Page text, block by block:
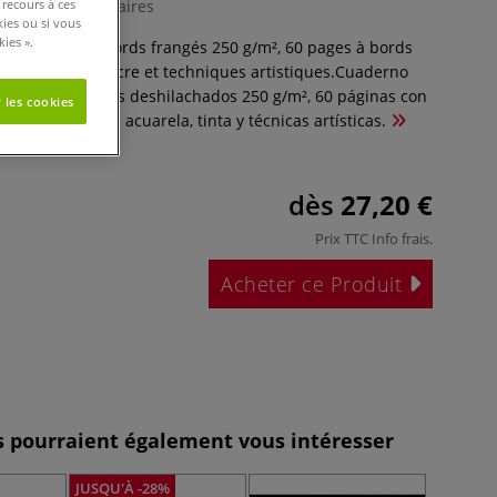
0 Commentaires
bords frangés 250 g/m², 60 pages à bords
aquarelle, encre et techniques artistiques.Cuaderno
con bordes deshilachados 250 g/m², 60 páginas con
Ideal para acuarela, tinta y técnicas artísticas.
dès 27,20 €
Prix TTC Info frais.
Acheter ce Produit
pourraient également vous intéresser
JUSQU'À -28%
à ces
ou si vous
».
cookies